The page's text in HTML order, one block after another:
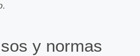
y normas